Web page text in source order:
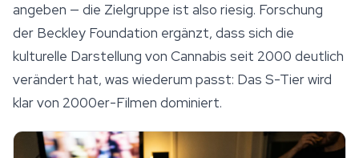
angeben — die Zielgruppe ist also riesig. Forschung
der Beckley Foundation ergänzt, dass sich die
kulturelle Darstellung von Cannabis seit 2000 deutlich
verändert hat, was wiederum passt: Das S-Tier wird
klar von 2000er-Filmen dominiert.